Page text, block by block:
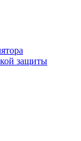
защиты